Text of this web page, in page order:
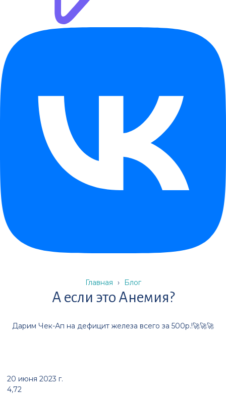
Главная › Блог
А если это Анемия?
Дарим Чек-Ап на дефицит железа всего за 500р.!🚀🚀🚀
20 июня 2023 г.
4,72